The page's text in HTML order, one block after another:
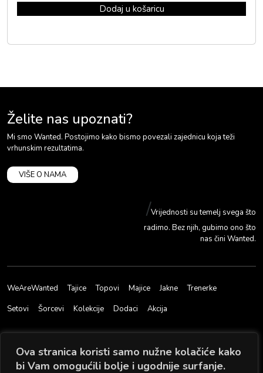
Ova stranica koristi samo nužne kolačiće kako
bi Vam omogućili bolje i ugodnije surfanje.
Dodaj u košaricu
Želite nas upoznati?
Mi smo Wanted. Postojimo kako bismo povezali zajednicu koja teži
vrhunskim rezultatima.
VIŠE O NAMA
/Vrijednosti su temelj svega što
radimo. Bez njih, gubimo ono što
nas čini Wanted.
WeAreWanted Tajice Topovi Majice Jakne
Trenerke
Setovi
Šorcevi Kolekcije Dodaci Akcija
KONTAKTIRAJTE NAS
info@wearewanted.eu
RADNO VRIJEME
0-24